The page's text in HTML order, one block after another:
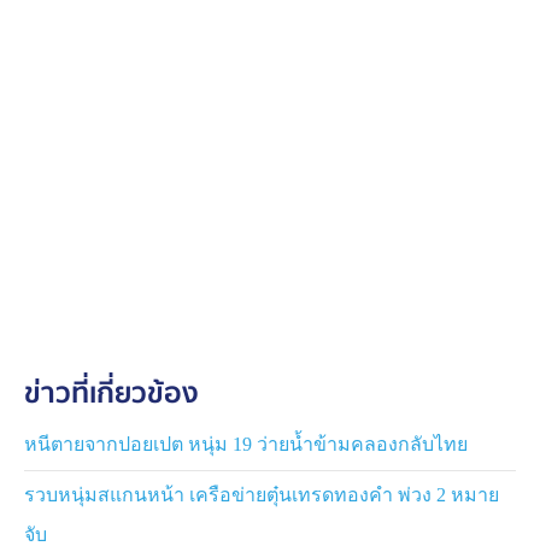
ประวัติเป็นบุคคลตามหมายเฝ้าระวังแต่อย่างใด เจ้าหน้าที่จึง
นำตัวทั้งหมดไปซักถามที่กองร้อยทหารพราน 1201 ซึ่งจาก
การสอบสวนทราบว่า ทั้งหมดได้เดินทางไปทำงานในพื้นที่
กรุงปอยเปต จังหวัดบันเตียเมียนเจย ประเทศกัมพูชา ตั้งแต่
ข่าวที่เกี่ยวข้อง
หนีตายจากปอยเปต หนุ่ม 19 ว่ายน้ำข้ามคลองกลับไทย
รวบหนุ่มสแกนหน้า เครือข่ายตุ๋นเทรดทองคำ พ่วง 2 หมาย
จับ